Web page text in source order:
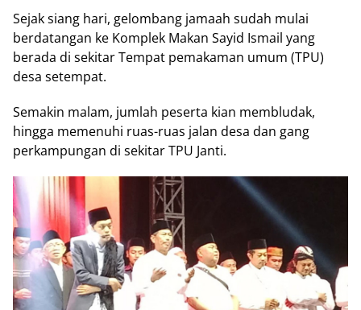
Sejak siang hari, gelombang jamaah sudah mulai
berdatangan ke Komplek Makan Sayid Ismail yang
berada di sekitar Tempat pemakaman umum (TPU)
desa setempat.
Semakin malam, jumlah peserta kian membludak,
hingga memenuhi ruas-ruas jalan desa dan gang
perkampungan di sekitar TPU Janti.